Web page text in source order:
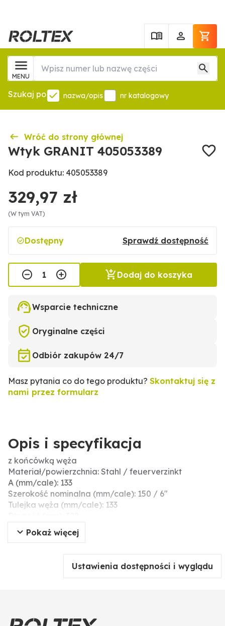
MENU
Szukaj po nazwa/opis nr katalogowy
Wróć do strony głównej
Wtyk GRANIT 405053389
Kod produktu: 405053389
329,97 zł
(W tym VAT)
Dostępny Sprawdź dostępność
Dodaj do koszyka
Wsparcie techniczne
Oryginalne części
Odbiór zakupów 24/7
Masz pytania co do tego produktu? Skontaktuj się z
nami przez formularz
Opis i specyfikacja
z końcówką węża
Materiał/powierzchnia: Stahl / feuerverzinkt
A (mm/cale): 133
Szerokość nominalna (mm/cale): 150 / 6"
Tulejka węża (mm/cale): 133
pasuje do: System włoski (Berselli)
Pokaż więcej
Ustawienia dostępności i wyglądu